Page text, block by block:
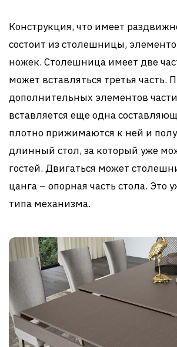
Конструкция, что имеет
состоит из столешницы,
ножек. Столешница имеет две
может вставляться третья часть.
дополнительных элементов
вставляется еще одна
плотно прижимаются к ней и
длинный стол, за который уже
гостей. Двигаться может
цанга – опорная часть стола. Это
типа механизма.